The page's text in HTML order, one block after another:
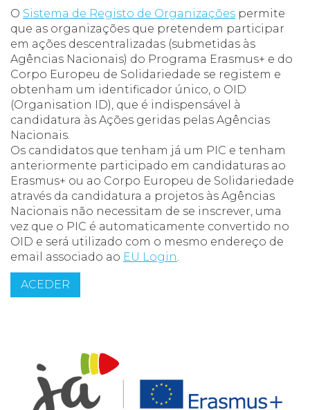
O Sistema de Registo de Organizações permite
que as organizações que pretendem participar
em ações descentralizadas (submetidas às
Agências Nacionais) do Programa Erasmus+ e do
Corpo Europeu de Solidariedade se registem e
obtenham um identificador único, o OID
(Organisation ID), que é indispensável à
candidatura às Ações geridas pelas Agências
Nacionais.
Os candidatos que tenham já um PIC e tenham
anteriormente participado em candidaturas ao
Erasmus+ ou ao Corpo Europeu de Solidariedade
através da candidatura a projetos às Agências
Nacionais não necessitam de se inscrever, uma
vez que o PIC é automaticamente convertido no
OID e será utilizado com o mesmo endereço de
email associado ao EU Login.
ACEDER